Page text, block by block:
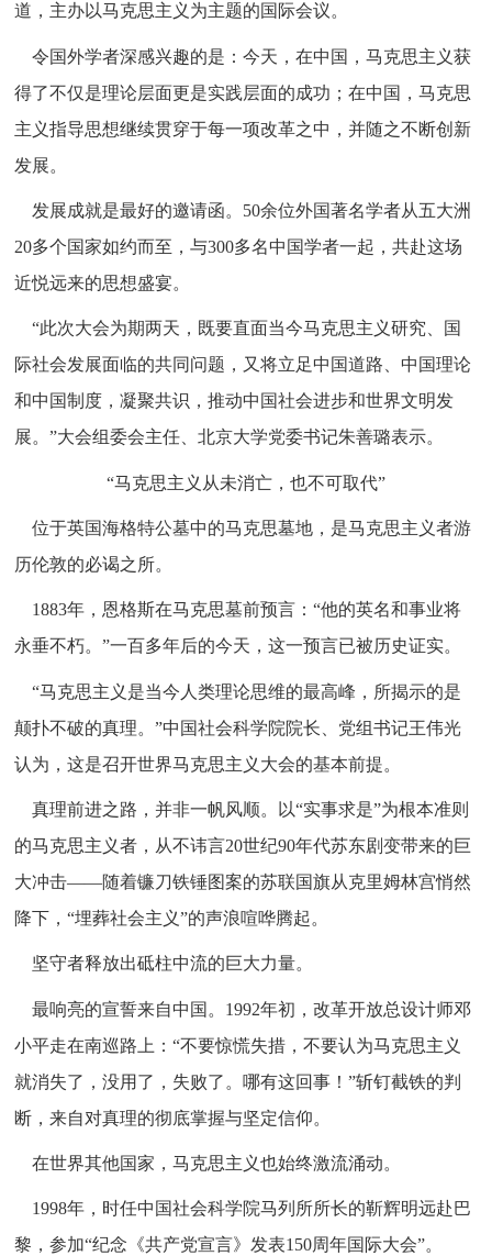
道，主办以马克思主义为主题的国际会议。
令国外学者深感兴趣的是：今天，在中国，马克思主义获
得了不仅是理论层面更是实践层面的成功；在中国，马克思
主义指导思想继续贯穿于每一项改革之中，并随之不断创新
发展。
发展成就是最好的邀请函。50余位外国著名学者从五大洲
20多个国家如约而至，与300多名中国学者一起，共赴这场
近悦远来的思想盛宴。
“此次大会为期两天，既要直面当今马克思主义研究、国
际社会发展面临的共同问题，又将立足中国道路、中国理论
和中国制度，凝聚共识，推动中国社会进步和世界文明发
展。”大会组委会主任、北京大学党委书记朱善璐表示。
“马克思主义从未消亡，也不可取代”
位于英国海格特公墓中的马克思墓地，是马克思主义者游
历伦敦的必谒之所。
1883年，恩格斯在马克思墓前预言：“他的英名和事业将
永垂不朽。”一百多年后的今天，这一预言已被历史证实。
“马克思主义是当今人类理论思维的最高峰，所揭示的是
颠扑不破的真理。”中国社会科学院院长、党组书记王伟光
认为，这是召开世界马克思主义大会的基本前提。
真理前进之路，并非一帆风顺。以“实事求是”为根本准则
的马克思主义者，从不讳言20世纪90年代苏东剧变带来的巨
大冲击——随着镰刀铁锤图案的苏联国旗从克里姆林宫悄然
降下，“埋葬社会主义”的声浪喧哗腾起。
坚守者释放出砥柱中流的巨大力量。
最响亮的宣誓来自中国。1992年初，改革开放总设计师邓
小平走在南巡路上：“不要惊慌失措，不要认为马克思主义
就消失了，没用了，失败了。哪有这回事！”斩钉截铁的判
断，来自对真理的彻底掌握与坚定信仰。
在世界其他国家，马克思主义也始终激流涌动。
1998年，时任中国社会科学院马列所所长的靳辉明远赴巴
黎，参加“纪念《共产党宣言》发表150周年国际大会”。